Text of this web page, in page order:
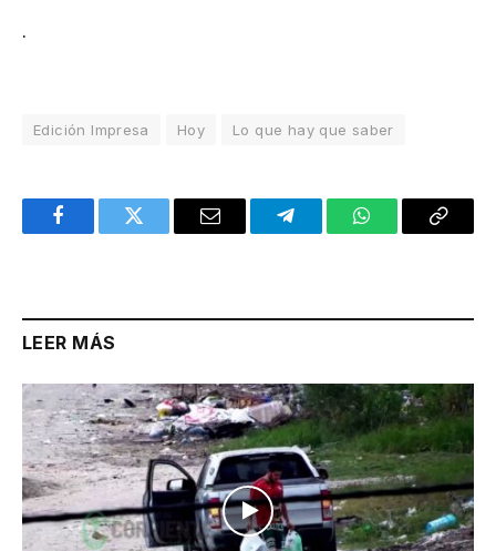
.
Edición Impresa Hoy Lo que hay que saber
FacebookTwitter Email TelegramWhatsAppCopy
LEER MÁS